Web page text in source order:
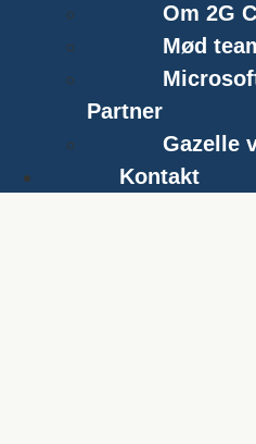
Om 2G
Mød
Partner
Gazelle
Kontakt